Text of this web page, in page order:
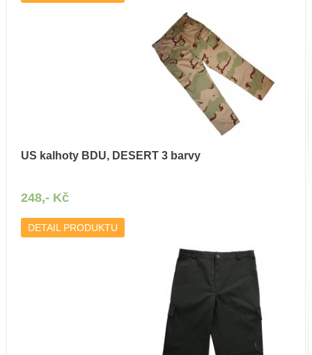
US kalhoty BDU, DESERT 3 barvy
248,- Kč
DETAIL PRODUKTU